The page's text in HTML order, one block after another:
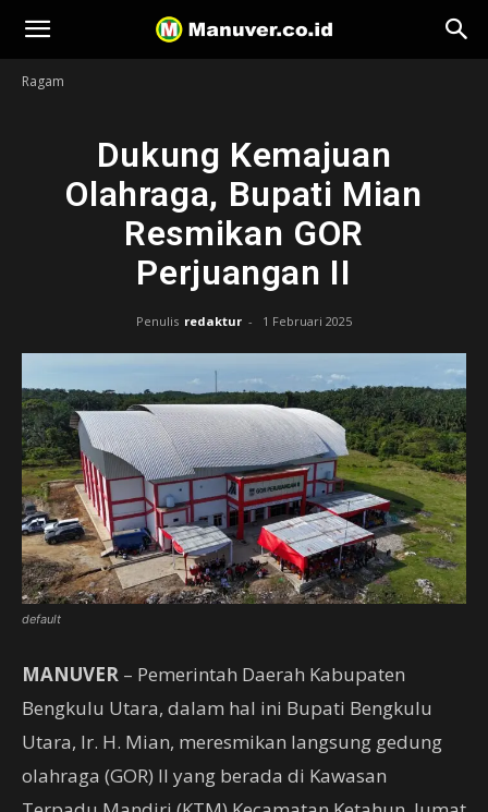
Manuver
Ragam
Dukung Kemajuan
Olahraga, Bupati Mian
Resmikan GOR
Perjuangan II
Penulis redaktur - 1 Februari 2025
default
MANUVER – Pemerintah Daerah Kabupaten
Bengkulu Utara, dalam hal ini Bupati Bengkulu
Utara, Ir. H. Mian, meresmikan langsung gedung
olahraga (GOR) II yang berada di Kawasan